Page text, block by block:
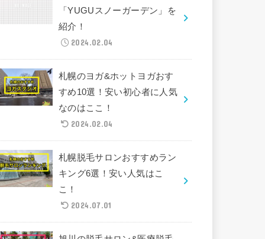
「YUGUスノーガーデン」を
紹介！
2024.02.04
札幌のヨガ&ホットヨガおす
すめ10選！安い初心者に人気
なのはここ！
2024.02.04
札幌脱毛サロンおすすめラン
キング6選！安い人気はこ
こ！
2024.07.01